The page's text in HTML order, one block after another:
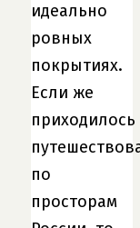
идеально
ровных
покрытиях.
Если же
приходилось
по
просторам